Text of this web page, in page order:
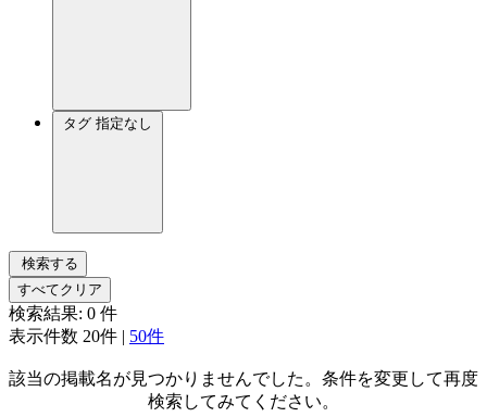
タグ 指定なし
検索する
すべてクリア
検索結果: 0 件
表示件数 20件 | 50件
該当の掲載名が見つかりませんでした。条件を変更して再度
検索してみてください。